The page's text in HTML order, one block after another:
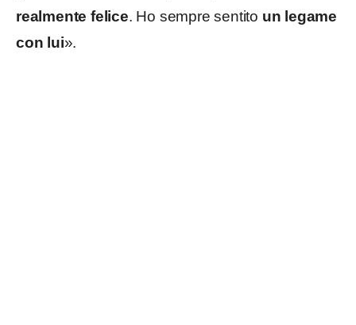
realmente felice. Ho sempre sentito un legame
con lui».